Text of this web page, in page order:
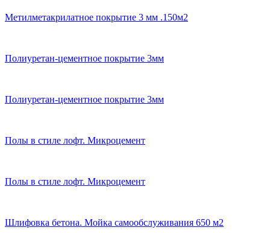
Метилметакрилатное покрытие 3 мм .150м2
Полиуретан-цементное покрытие 3мм
Полиуретан-цементное покрытие 3мм
Полы в стиле лофт. Микроцемент
Полы в стиле лофт. Микроцемент
Шлифовка бетона. Мойка самообслуживания 650 м2